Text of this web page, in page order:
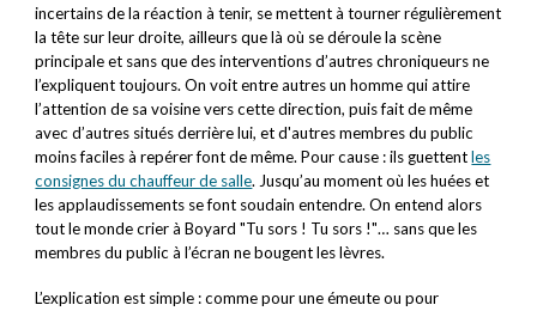
incertains de la réaction à tenir, se mettent à tourner régulièrement
la tête sur leur droite, ailleurs que là où se déroule la scène
principale et sans que des interventions d’autres chroniqueurs ne
l’expliquent toujours. On voit entre autres un homme qui attire
l’attention de sa voisine vers cette direction, puis fait de même
avec d’autres situés derrière lui, et d'autres membres du public
moins faciles à repérer font de même. Pour cause : ils guettentles
consignes du chauffeur de salle. Jusqu’au moment où les huées et
les applaudissements se font soudain entendre. On entend alors
tout le monde crier à Boyard "Tu sors ! Tu sors !"… sans que les
membres du public à l’écran ne bougent les lèvres.
L’explication est simple : comme pour une émeute ou pour